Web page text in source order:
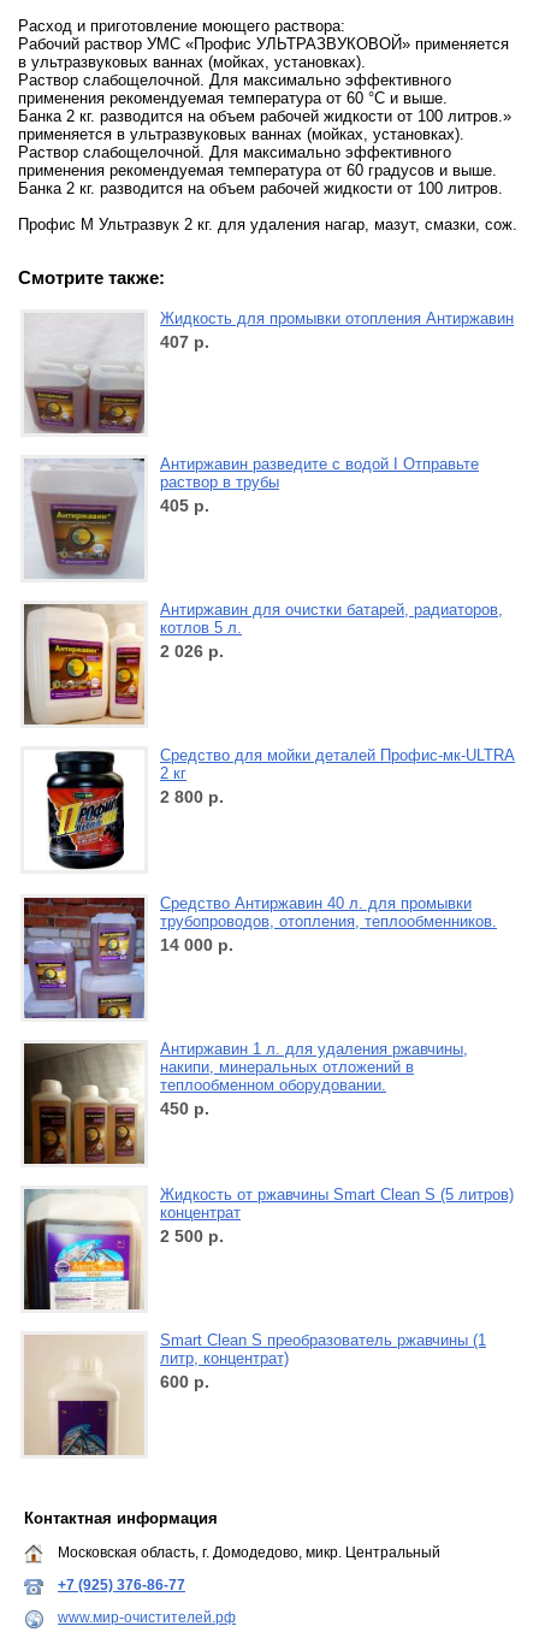
Расход и приготовление моющего раствора:
Рабочий раствор УМС «Профис УЛЬТРАЗВУКОВОЙ» применяется
в ультразвуковых ваннах (мойках, установках).
Раствор слабощелочной. Для максимально эффективного
применения рекомендуемая температура от 60 °С и выше.
Банка 2 кг. разводится на объем рабочей жидкости от 100 литров.»
применяется в ультразвуковых ваннах (мойках, установках).
Раствор слабощелочной. Для максимально эффективного
применения рекомендуемая температура от 60 градусов и выше.
Банка 2 кг. разводится на объем рабочей жидкости от 100 литров.
Профис М Ультразвук 2 кг. для удаления нагар, мазут, смазки, сож.
Смотрите также:
Жидкость для промывки отопления Антиржавин
407 р.
Антиржавин разведите с водой I Отправьте
раствор в трубы
405 р.
Антиржавин для очистки батарей, радиаторов,
котлов 5 л.
2 026 р.
Средство для мойки деталей Профис-мк-ULTRA
2 кг
2 800 р.
Средство Антиржавин 40 л. для промывки
трубопроводов, отопления, теплообменников.
14 000 р.
Антиржавин 1 л. для удаления ржавчины,
накипи, минеральных отложений в
теплообменном оборудовании.
450 р.
Жидкость от ржавчины Smart Clean S (5 литров)
концентрат
2 500 р.
Smart Clean S преобразователь ржавчины (1
литр, концентрат)
600 р.
Контактная информация
Московская область, г. Домодедово, микр. Центральный
+7 (925) 376-86-77
www.мир-очистителей.рф